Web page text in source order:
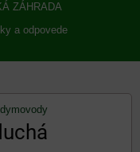
ZÁHRADA
a odpovede